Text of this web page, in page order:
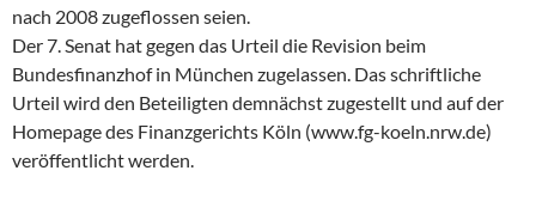
nach 2008 zugeflossen seien.
Der 7. Senat hat gegen das Urteil die Revision beim
Bundesfinanzhof in München zugelassen. Das schriftliche
Urteil wird den Beteiligten demnächst zugestellt und auf der
Homepage des Finanzgerichts Köln (www.fg-koeln.nrw.de)
veröffentlicht werden.